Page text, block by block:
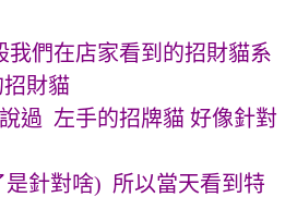
們在店家看到的招財貓系
財貓
過 左手的招牌貓 好像針對
是針對啥) 所以當天看到特